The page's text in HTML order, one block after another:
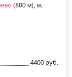
(800 м), м.
4400 руб.